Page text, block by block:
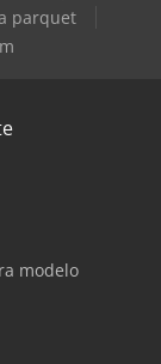
parquet
modelo